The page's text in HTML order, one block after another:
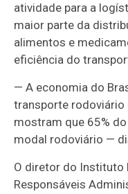
atividade para a
maior parte da
alimentos e
eficiência do
— A economia do
transporte
mostram que 65%
modal rodoviário —
O diretor do Instituto
Responsáveis